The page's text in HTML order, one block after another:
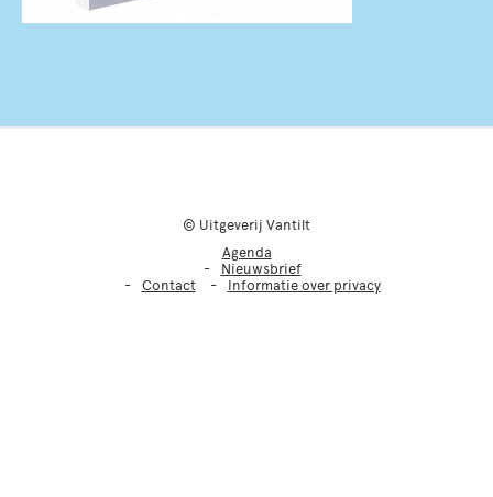
© Uitgeverij Vantilt
Agenda
Nieuwsbrief
Contact
Informatie over privacy